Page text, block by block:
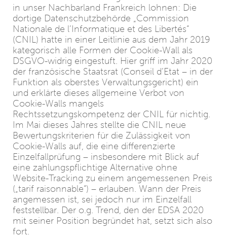
in unser Nachbarland Frankreich lohnen: Die
dortige Datenschutzbehörde „Commission
Nationale de l’Informatique et des Libertés“
(CNIL) hatte in einer Leitlinie aus dem Jahr 2019
kategorisch alle Formen der Cookie-Wall als
DSGVO-widrig eingestuft. Hier griff im Jahr 2020
der französische Staatsrat (Conseil d’Etat – in der
Funktion als oberstes Verwaltungsgericht) ein
und erklärte dieses allgemeine Verbot von
Cookie-Walls mangels
Rechtssetzungskompetenz der CNIL für nichtig.
Im Mai dieses Jahres stellte die CNIL neue
Bewertungskriterien für die Zulässigkeit von
Cookie-Walls auf, die eine differenzierte
Einzelfallprüfung – insbesondere mit Blick auf
eine zahlungspflichtige Alternative ohne
Website-Tracking zu einem angemessenen Preis
(„tarif raisonnable“) – erlauben. Wann der Preis
angemessen ist, sei jedoch nur im Einzelfall
feststellbar. Der o.g. Trend, den der EDSA 2020
mit seiner Position begründet hat, setzt sich also
fort.